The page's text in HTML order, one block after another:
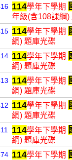
114學年下學期
年級(含108課綱)
114學年下學期
綱) 題庫光碟
114學年下學期
綱) 題庫光碟
114學年下學期
綱) 題庫光碟
114學年下學期
綱) 題庫光碟
114學年下學期
綱) 題庫光碟
114學年下學期